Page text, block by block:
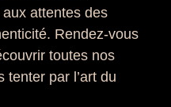
attentes des
Rendez-vous
toutes nos
tenter par l’art du